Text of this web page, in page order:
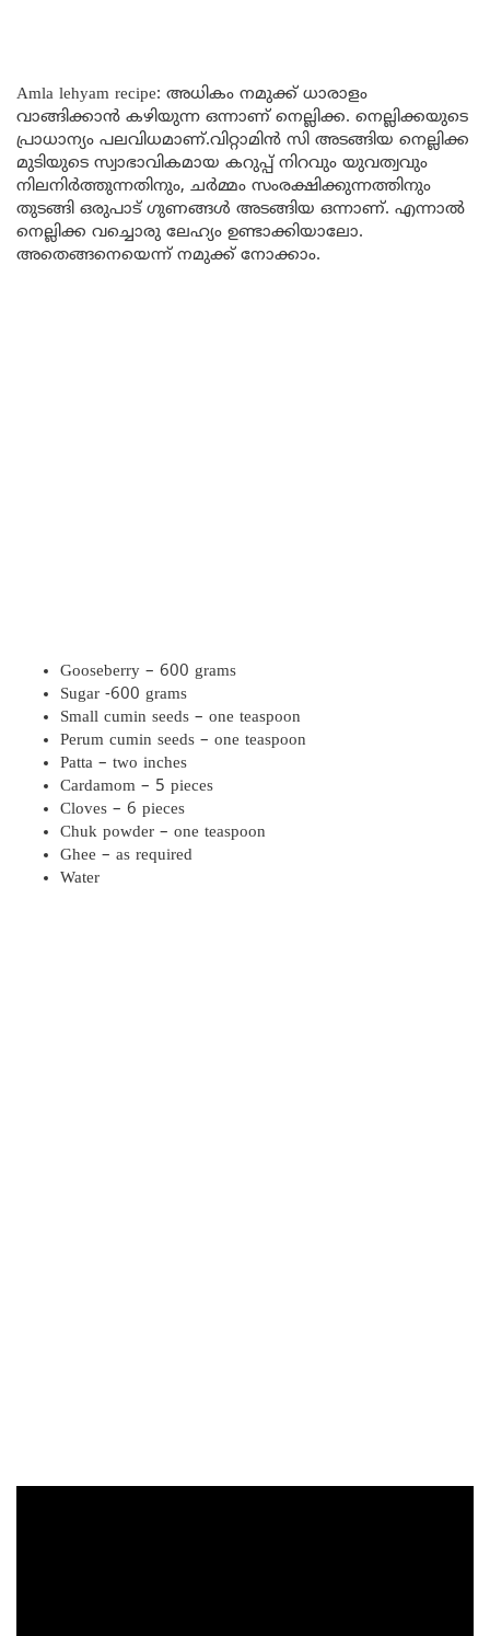
Amla lehyam recipe: അധികം നമുക്ക് ധാരാളം
വാങ്ങിക്കാൻ കഴിയുന്ന ഒന്നാണ് നെല്ലിക്ക. നെല്ലിക്കയുടെ
പ്രാധാന്യം പലവിധമാണ്.വിറ്റാമിൻ സി അടങ്ങിയ നെല്ലിക്ക
മുടിയുടെ സ്വാഭാവികമായ കറുപ്പ് നിറവും യുവത്വവും
നിലനിർത്തുന്നതിനും, ചർമ്മം സംരക്ഷിക്കുന്നത്തിനും
തുടങ്ങി ഒരുപാട് ഗുണങ്ങൾ അടങ്ങിയ ഒന്നാണ്. എന്നാൽ
നെല്ലിക്ക വച്ചൊരു ലേഹ്യം ഉണ്ടാക്കിയാലോ.
അതെങ്ങനെയെന്ന് നമുക്ക് നോക്കാം.
Gooseberry – 600 grams
Sugar -600 grams
Small cumin seeds – one teaspoon
Perum cumin seeds – one teaspoon
Patta – two inches
Cardamom – 5 pieces
Cloves – 6 pieces
Chuk powder – one teaspoon
Ghee – as required
Water